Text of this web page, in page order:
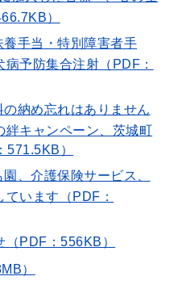
）
手当・特別障害者手
予防集合注射（PDF：
納め忘れはありません
絆キャンペーン、茨城町
）
、介護保険サービス、
います（PDF：
PDF：556KB）
）